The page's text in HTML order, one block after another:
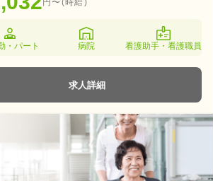
・パート 病院 看護助手・看護職員
求人詳細